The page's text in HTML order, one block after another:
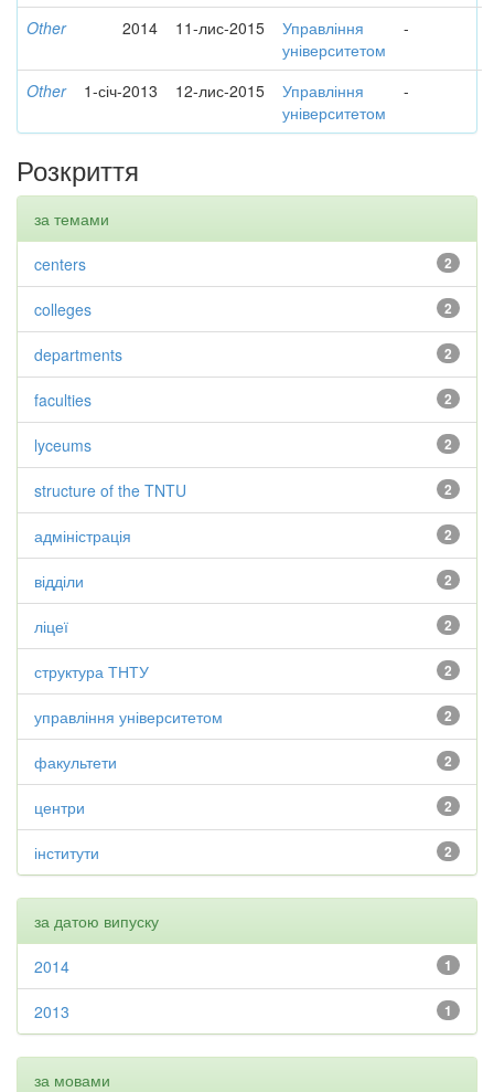
Other 2014 11-лис-2015
Управління
університетом
-
Other 1-січ-2013 12-лис-2015
Управління
університетом
-
Розкриття
за темами
2
centers
2
colleges
2
departments
2
faculties
2
lyceums
2
structure of the TNTU
2
адміністрація
2
відділи
2
ліцеї
2
структура ТНТУ
2
управління університетом
2
факультети
2
центри
2
інститути
за датою випуску
1
2014
1
2013
за мовами